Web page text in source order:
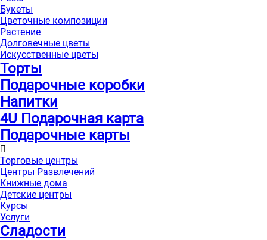
Букеты
Цветочные композиции
Растение
Долговечные цветы
Искусственные цветы
Торты
Подарочные коробки
Напитки
4U Подарочная карта
Подарочные карты
Торговые центры
Центры Развлечений
Книжные дома
Детские центры
Курсы
Услуги
Сладости